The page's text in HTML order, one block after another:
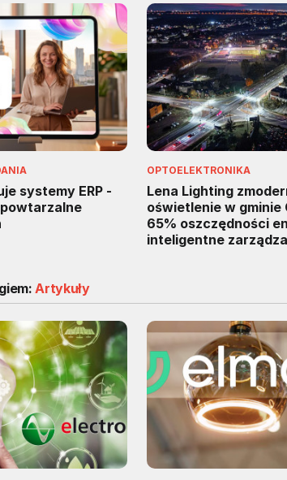
systemy ERP -
OPTOELEKTRONIKA
Lena Lighting
oświetlenie w gminie
65% oszczędności
inteligentne
Artykuły